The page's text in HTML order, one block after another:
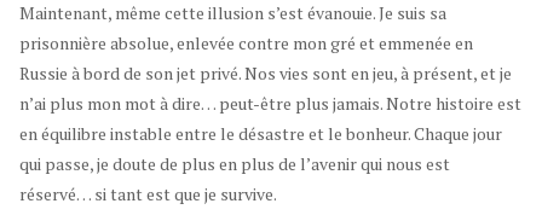
Maintenant, même cette illusion s’est évanouie. Je suis sa
prisonnière absolue, enlevée contre mon gré et emmenée en
Russie à bord de son jet privé. Nos vies sont en jeu, à présent, et je
n’ai plus mon mot à dire… peut-être plus jamais. Notre histoire est
en équilibre instable entre le désastre et le bonheur. Chaque jour
qui passe, je doute de plus en plus de l’avenir qui nous est
réservé… si tant est que je survive.